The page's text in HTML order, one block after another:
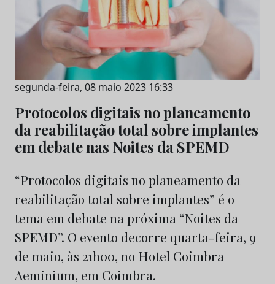
segunda-feira, 08 maio 2023 16:33
Protocolos digitais no planeamento
da reabilitação total sobre implantes
em debate nas Noites da SPEMD
“Protocolos digitais no planeamento da
reabilitação total sobre implantes” é o
tema em debate na próxima “Noites da
SPEMD”. O evento decorre quarta-feira, 9
de maio, às 21h00, no Hotel Coimbra
Aeminium, em Coimbra.